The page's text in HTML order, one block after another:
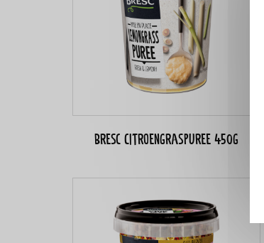
Bresc Citroengraspuree 450g